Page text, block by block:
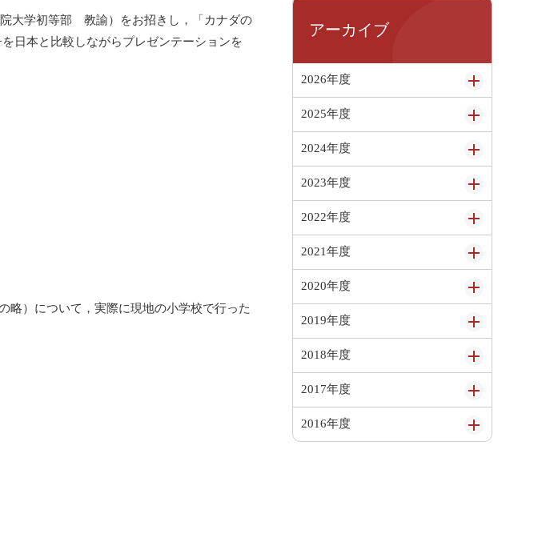
大学初等部 教諭）をお招きし，「カナダの
日本と比較しながらプレゼンテーションを
略）について，実際に現地の小学校で行った
アーカイブ
2026年度
2025年度
2024年度
2023年度
2022年度
2021年度
2020年度
2019年度
2018年度
2017年度
2016年度